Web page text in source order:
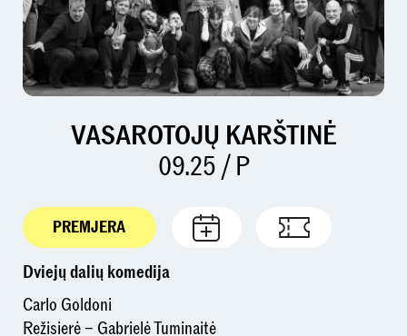
VASAROTOJŲ KARŠTINĖ
09.25 / P
PREMJERA
Dviejų dalių komedija
Carlo Goldoni
Režisierė – Gabrielė Tuminaitė